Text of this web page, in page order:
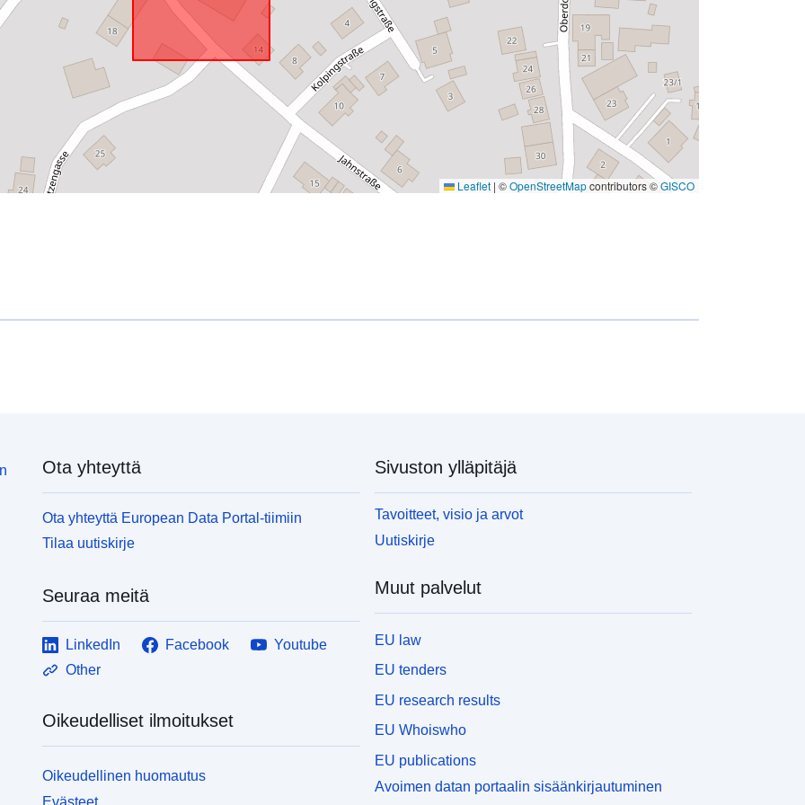
Leaflet | ©OpenStreetMapcontributors ©GISCO
Ota yhteyttä
Ota yhteyttä European Data Portal-tiimiin
Tilaa uutiskirje
Seuraa meitä
LinkedIn Facebook
Youtube
Other
Oikeudelliset ilmoitukset
Oikeudellinen huomautus
Evästeet
Sivuston ylläpitäjä
Tavoitteet, visio ja arvot
Uutiskirje
Muut palvelut
EU law
EU tenders
EU research results
EU Whoiswho
EU publications
Avoimen datan portaalin sisäänkirjautuminen